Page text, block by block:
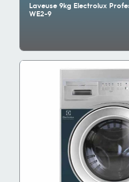
Laveuse 9kg Electrolux
WE2-9